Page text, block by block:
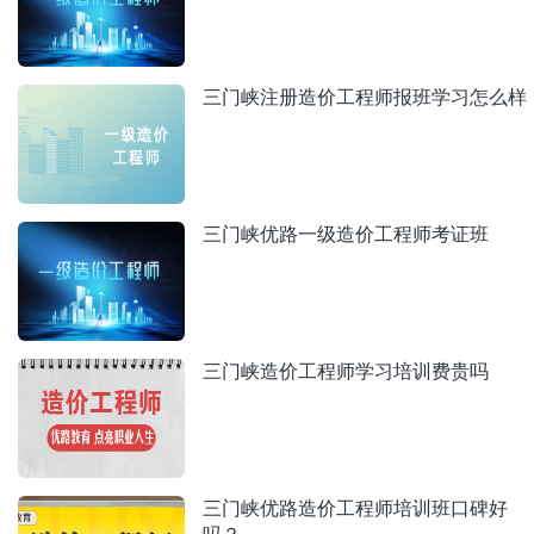
三门峡注册造价工程师报班学习怎么样
三门峡优路一级造价工程师考证班
三门峡造价工程师学习培训费贵吗
三门峡优路造价工程师培训班口碑好